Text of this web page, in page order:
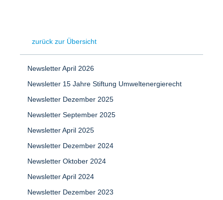
zurück zur Übersicht
Newsletter April 2026
Newsletter 15 Jahre Stiftung Umweltenergierecht
Newsletter Dezember 2025
Newsletter September 2025
Newsletter April 2025
Newsletter Dezember 2024
Newsletter Oktober 2024
Newsletter April 2024
Newsletter Dezember 2023